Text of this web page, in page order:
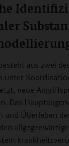
aus zwei
unter
neue
Das
und Überleben